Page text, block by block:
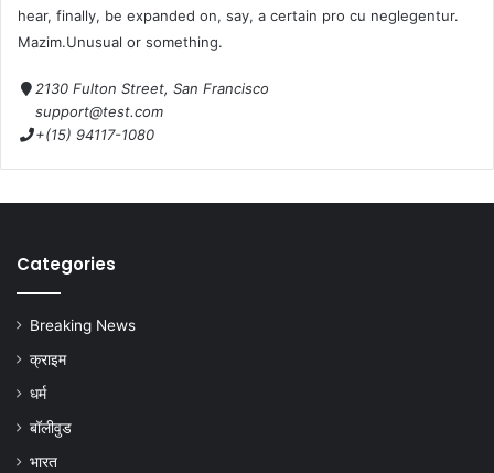
hear, finally, be expanded on, say, a certain pro cu neglegentur.
Mazim.Unusual or something.
2130 Fulton Street, San Francisco
support@test.com
+(15) 94117-1080
Categories
Breaking News
क्राइम
धर्म
बॉलीवुड
भारत